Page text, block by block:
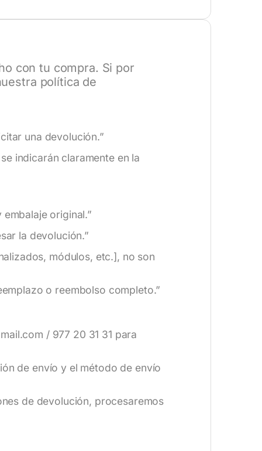
con tu compra. Si por
política de
una devolución.”
indicarán claramente en la
original.”
la devolución.”
módulos, etc.], no son
o reembolso completo.”
/ 977 20 31 31 para
de envío y el método de envío
de devolución, procesaremos